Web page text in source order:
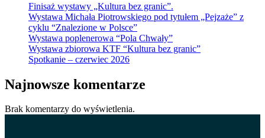
Finisaż wystawy „Kultura bez granic”.
Wystawa Michała Piotrowskiego pod tytułem „Pejzaże” z
cyklu “Znalezione w Polsce”
Wystawa poplenerowa “Pola Chwały”
Wystawa zbiorowa KTF “Kultura bez granic”
Spotkanie – czerwiec 2026
Najnowsze komentarze
Brak komentarzy do wyświetlenia.